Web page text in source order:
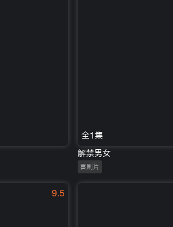
全1集
解禁男女
喜剧片
9.5